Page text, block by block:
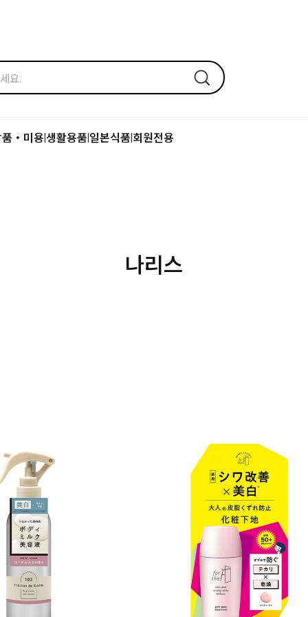
・미용|생활용품|일본식품|회원전용
나리스